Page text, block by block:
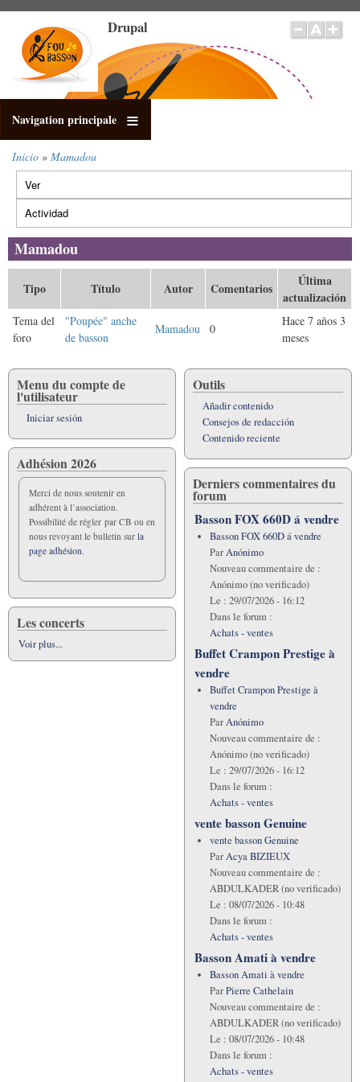
contenido
principal
Drupal
Navigation principale
Sobrescribir
enlaces
de
ayuda
a
la
navegación
Inicio Mamadou
Solapas
principales
Ver
Actividad
activa)
Mamadou
Tipo Título Autor Comentarios
Última
actualización
Tema del
foro
"Poupée" anche
de basson
Mamadou 0
Hace 7 años 3
meses
Menu du compte de
l'utilisateur
Iniciar sesión
Adhésion 2026
Merci de nous soutenir en
adhérent à l’association.
Possibilité de régler par CB ou en
nous revoyant le bulletin sur la
page adhésion.
Les concerts
Voir plus...
Outils
Añadir contenido
Consejos de redacción
Contenido reciente
Derniers commentaires du
forum
Basson FOX 660D á vendre
Basson FOX 660D á vendre
ParAnónimo
Nouveau commentaire de :
Anónimo (no verificado)
Le : 29/07/2026 - 16:12
Dans le forum :
Achats - ventes
Buffet Crampon Prestige à
vendre
Buffet Crampon Prestige à
vendre
ParAnónimo
Nouveau commentaire de :
Anónimo (no verificado)
Le : 29/07/2026 - 16:12
Dans le forum :
Achats - ventes
vente basson Genuine
vente basson Genuine
ParAcya BIZIEUX
Nouveau commentaire de :
ABDULKADER (no verificado)
Le : 08/07/2026 - 10:48
Dans le forum :
Achats - ventes
Basson Amati à vendre
Basson Amati à vendre
ParPierre Cathelain
Nouveau commentaire de :
ABDULKADER (no verificado)
Le : 08/07/2026 - 10:48
Dans le forum :
Achats - ventes